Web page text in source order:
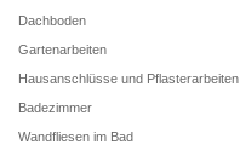
Dachboden
Gartenarbeiten
Hausanschlüsse und Pflasterarbeiten
Badezimmer
Wandfliesen im Bad